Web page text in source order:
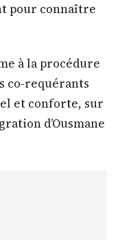
pour connaître
à la procédure
co-requérants
et conforte, sur
d’Ousmane